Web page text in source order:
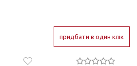
придбати в один клік